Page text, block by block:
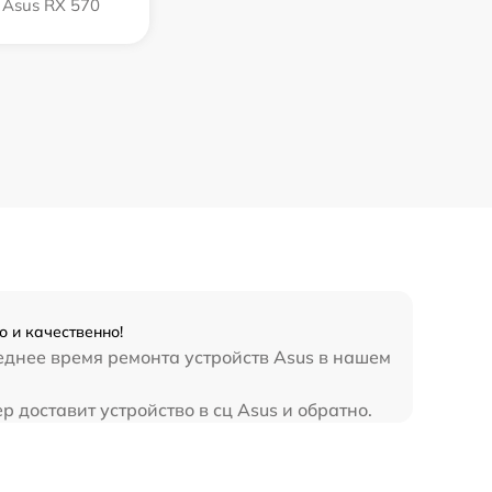
Asus RX 570
и качественно!
время ремонта устройств Asus в нашем
устройство в сц Asus и обратно.